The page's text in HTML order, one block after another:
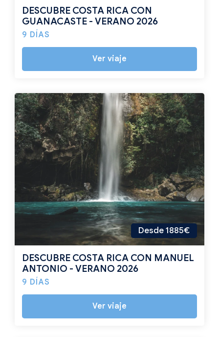
DESCUBRE COSTA RICA CON
GUANACASTE - VERANO 2026
9 DÍAS
Ver viaje
Desde 1885€
DESCUBRE COSTA RICA CON MANUEL
ANTONIO - VERANO 2026
9 DÍAS
Ver viaje